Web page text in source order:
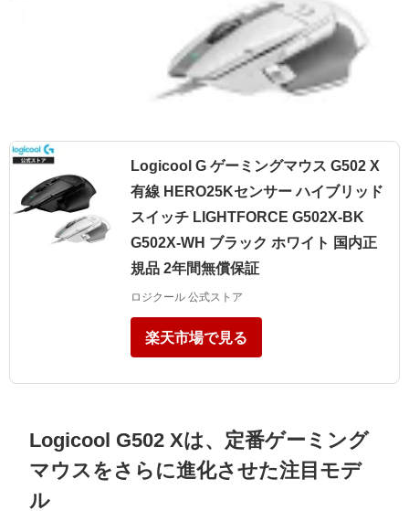
Logicool G ゲーミングマウス G502 X
有線 HERO25Kセンサー ハイブリッド
スイッチ LIGHTFORCE G502X-BK
G502X-WH ブラック ホワイト 国内正
規品 2年間無償保証
ロジクール 公式ストア
楽天市場で見る
Logicool G502 Xは、定番ゲーミング
マウスをさらに進化させた注目モデ
ル